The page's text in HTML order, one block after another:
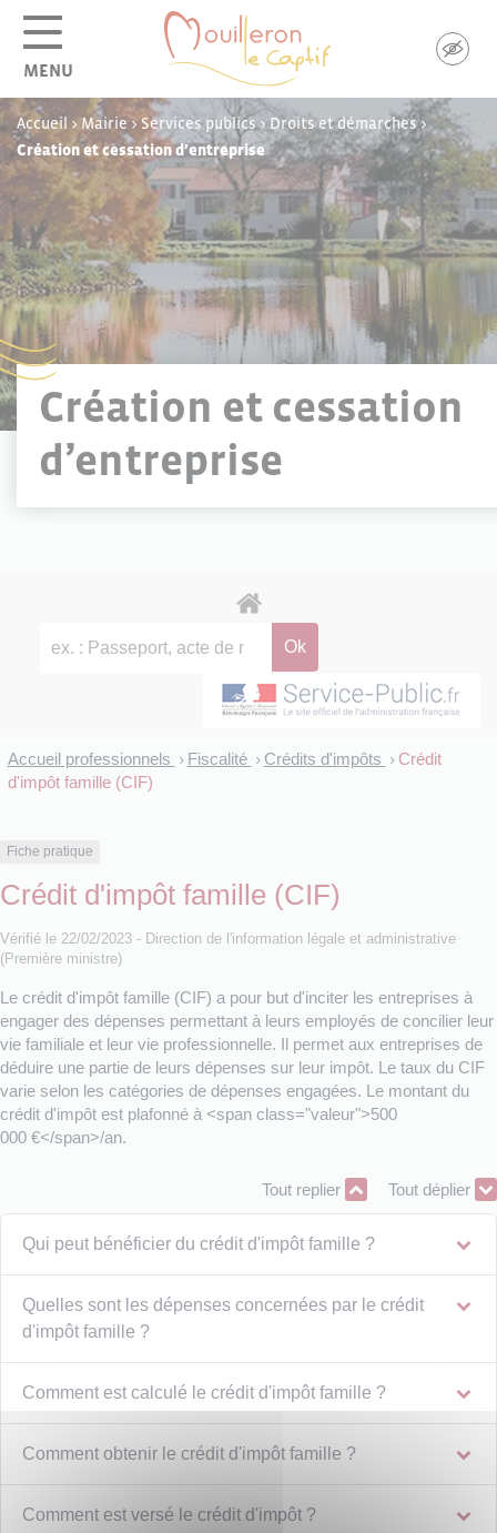
MENU
Accueil >Mairie> Services publics>Droits et démarches>
Création et cessation d’entreprise
Création et cessation
d’entreprise
Accueil professionnels > Fiscalité > Crédits d'impôts > Crédit
d'impôt famille (CIF)
Fiche pratique
Crédit d'impôt famille (CIF)
Vérifié le 22/02/2023 - Direction de l'information légale et administrative
(Première ministre)
Le crédit d'impôt famille (CIF) a pour but d'inciter les entreprises à
engager des dépenses permettant à leurs employés de concilier leur
vie familiale et leur vie professionnelle. Il permet aux entreprises de
déduire une partie de leurs dépenses sur leur impôt. Le taux du CIF
varie selon les catégories de dépenses engagées. Le montant du
crédit d'impôt est plafonné à <span class="valeur">500
000 €</span>/an.
Tout replier Tout déplier
Qui peut bénéficier du crédit d'impôt famille ?
Quelles sont les dépenses concernées par le crédit
d'impôt famille ?
Comment est calculé le crédit d'impôt famille ?
Comment obtenir le crédit d'impôt famille ?
Comment est versé le crédit d'impôt ?
Panneau de gestion des cookies